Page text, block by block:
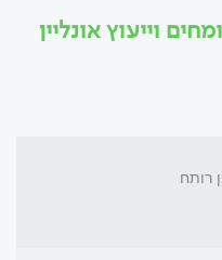
וייעוץ אונליין
רותח